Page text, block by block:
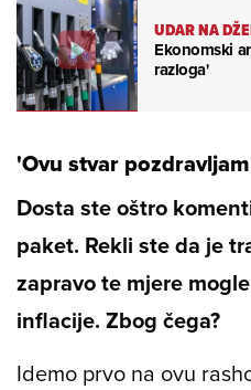
UDAR NA
Ekonomski
razloga'
'Ovu stvar
Dosta ste oštro
paket. Rekli ste da je
zapravo te mjere
inflacije. Zbog čega?
Idemo prvo na ovu